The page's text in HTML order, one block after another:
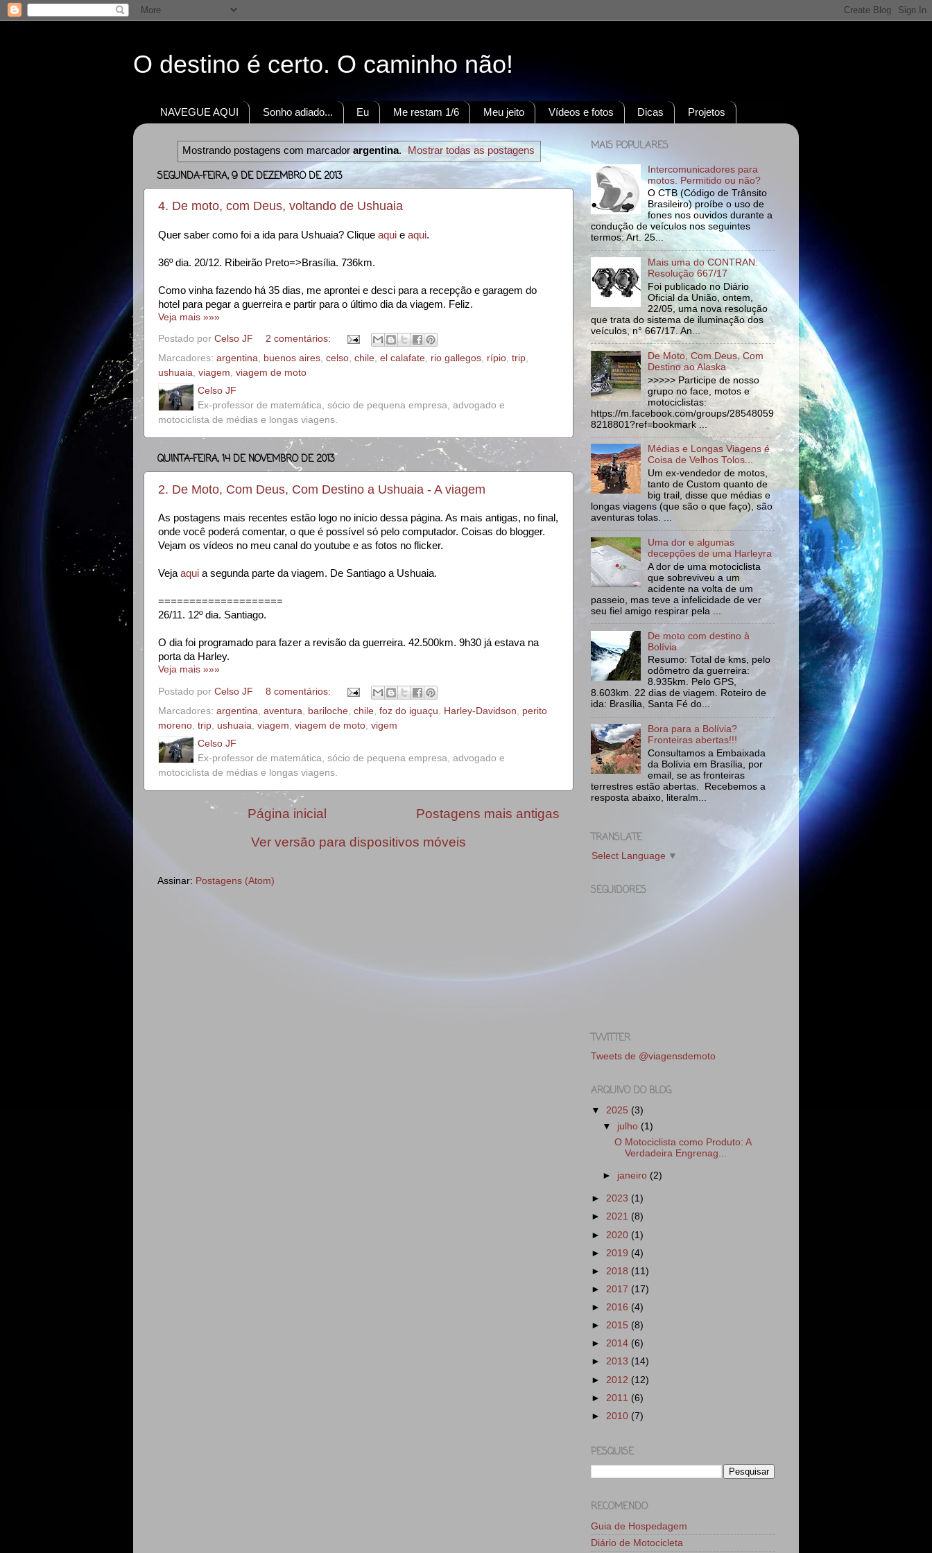
O destino é certo. O caminho não!
NAVEGUE AQUI Sonho adiado... Eu Me restam 1/6 Meu jeito Vídeos e fotos Dicas Projetos
Mostrando postagens com marcador argentina. Mostrar todas as postagens
SEGUNDA-FEIRA, 9 DE DEZEMBRO DE 2013
4. De moto, com Deus, voltando de Ushuaia
Quer saber como foi a ida para Ushuaia? Clique aqui e aqui.
36º dia. 20/12. Ribeirão Preto=>Brasília. 736km.
Como vinha fazendo há 35 dias, me aprontei e desci para a recepção e garagem do
hotel para pegar a guerreira e partir para o último dia da viagem. Feliz.
Veja mais »»»
Postado por Celso JF
2 comentários:
Marcadores: argentina, buenos aires, celso, chile, el calafate, rio gallegos, rípio, trip,
ushuaia, viagem, viagem de moto
Celso JF
Ex-professor de matemática, sócio de pequena empresa, advogado e
motociclista de médias e longas viagens.
QUINTA-FEIRA, 14 DE NOVEMBRO DE 2013
2. De Moto, Com Deus, Com Destino a Ushuaia - A viagem
As postagens mais recentes estão logo no início dessa página. As mais antigas, no final,
onde você poderá comentar, o que é possível só pelo computador. Coisas do blogger.
Vejam os vídeos no meu canal do youtube e as fotos no flicker.
Veja aqui a segunda parte da viagem. De Santiago a Ushuaia.
====================
26/11. 12º dia. Santiago.
O dia foi programado para fazer a revisão da guerreira. 42.500km. 9h30 já estava na
porta da Harley.
Veja mais »»»
Postado por Celso JF
8 comentários:
Marcadores: argentina aventura bariloche chile foz do iguaçu Harley-Davidson
perito
moreno trip ushuaia viagem viagem de moto vigem
Celso JF
Ex-professor de matemática, sócio de pequena empresa, advogado e
motociclista de médias e longas viagens.
Postagens mais antigas
Página inicial
Ver versão para dispositivos móveis
Assinar: Postagens (Atom)
MAIS POPULARES
Intercomunicadores para
motos. Permitido ou não?
O CTB (Código de Trânsito
Brasileiro) proíbe o uso de
fones nos ouvidos durante a
condução de veículos nos seguintes
termos: Art. 25...
Mais uma do CONTRAN:
Resolução 667/17
Foi publicado no Diário
Oficial da União, ontem,
22/05, uma nova resolução
que trata do sistema de iluminação dos
veículos, n° 667/17. An...
De Moto, Com Deus, Com
Destino ao Alaska
>>>>> Participe de nosso
grupo no face, motos e
motociclistas:
https://m.facebook.com/groups/28548059
8218801?ref=bookmark ...
Médias e Longas Viagens é
Coisa de Velhos Tolos...
Um ex-vendedor de motos,
tanto de Custom quanto de
big trail, disse que médias e
longas viagens (que são o que faço), são
aventuras tolas. ...
Uma dor e algumas
decepções de uma Harleyra
A dor de uma motociclista
que sobreviveu a um
acidente na volta de um
passeio, mas teve a infelicidade de ver
seu fiel amigo respirar pela ...
De moto com destino à
Bolívia
Resumo: Total de kms, pelo
odômetro da guerreira:
8.935km. Pelo GPS,
8.603km. 22 dias de viagem. Roteiro de
ida: Brasília, Santa Fé do...
Bora para a Bolívia?
Fronteiras abertas!!!
Consultamos a Embaixada
da Bolívia em Brasília, por
email, se as fronteiras
terrestres estão abertas. Recebemos a
resposta abaixo, literalm...
TRANSLATE
Select Language ▼
SEGUIDORES
TWITTER
Tweets de @viagensdemoto
ARQUIVO DO BLOG
▼ 2025 (3)
▼ julho (1)
O Motociclista como Produto: A
Verdadeira Engrenag...
► janeiro (2)
► 2023 (1)
► 2021 (8)
► 2020 (1)
► 2019 (4)
► 2018 (11)
► 2017 (17)
► 2016 (4)
► 2015 (8)
► 2014 (6)
► 2013 (14)
► 2012 (12)
► 2011 (6)
► 2010 (7)
PESQUISE
RECOMENDO
Guia de Hospedagem
Diário de Motocicleta